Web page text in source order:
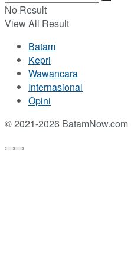
No Result
View All Result
Batam
Kepri
Wawancara
Internasional
Opini
© 2021-2026 BatamNow.com